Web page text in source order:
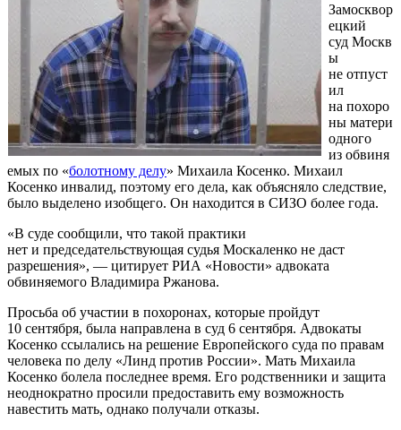
Замосквор
ецкий
суд Москв
ы
не отпуст
ил
на похоро
ны матери
одного
из обвиня
емых по «болотному делу» Михаила Косенко. Михаил
Косенко инвалид, поэтому его дела, как объясняло следствие,
было выделено изобщего. Он находится в СИЗО более года.
«В суде сообщили, что такой практики
нет и председательствующая судья Москаленко не даст
разрешения», — цитирует РИА «Новости» адвоката
обвиняемого Владимира Ржанова.
Просьба об участии в похоронах, которые пройдут
10 сентября, была направлена в суд 6 сентября. Адвокаты
Косенко ссылались на решение Европейского суда по правам
человека по делу «Линд против России». Мать Михаила
Косенко болела последнее время. Его родственники и защита
неоднократно просили предоставить ему возможность
навестить мать, однако получали отказы.